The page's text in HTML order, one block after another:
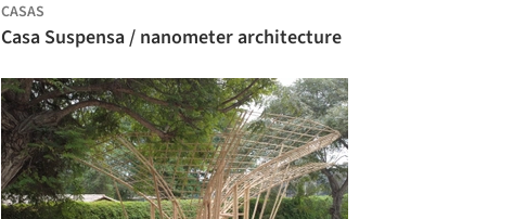
CASAS
Casa Suspensa / nanometer architecture